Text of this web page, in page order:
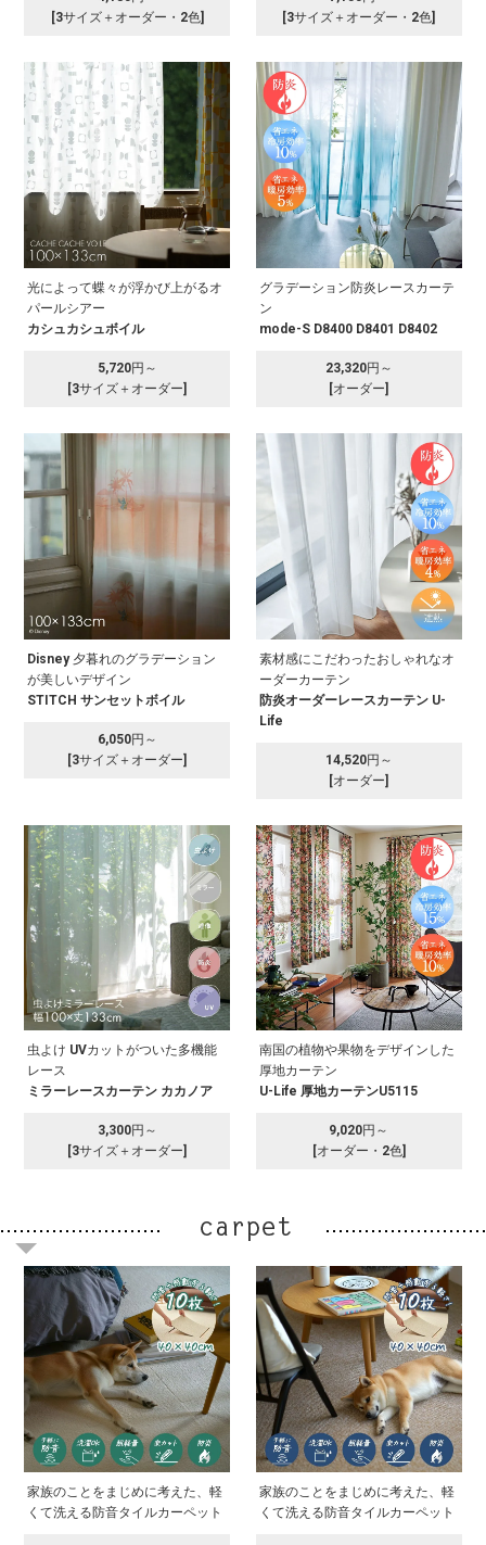
[3サイズ＋オーダー・2色]
[3サイズ＋オーダー・2色]
光によって蝶々が浮かび上がるオ
パールシアー
カシュカシュボイル
5,720円～
[3サイズ＋オーダー]
グラデーション防炎レースカーテ
ン
mode-S D8400 D8401 D8402
23,320円～
[オーダー]
Disney 夕暮れのグラデーション
が美しいデザイン
STITCH サンセットボイル
6,050円～
[3サイズ＋オーダー]
素材感にこだわったおしゃれなオ
ーダーカーテン
防炎オーダーレースカーテン U-
Life
14,520円～
[オーダー]
虫よけ UVカットがついた多機能
レース
ミラーレースカーテン カカノア
3,300円～
[3サイズ＋オーダー]
南国の植物や果物をデザインした
厚地カーテン
U-Life 厚地カーテンU5115
9,020円～
[オーダー・2色]
家族のことをまじめに考えた、軽
くて洗える防音タイルカーペット
家族のことをまじめに考えた、軽
くて洗える防音タイルカーペット